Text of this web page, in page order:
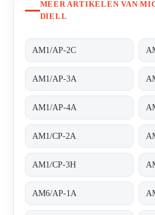
MEER ARTIKELEN VAN
DIELL
AM1/AP-2C
AM1/AP-3A
AM1/AP-4A
AM1/CP-2A
AM1/CP-3H
AM6/AP-1A